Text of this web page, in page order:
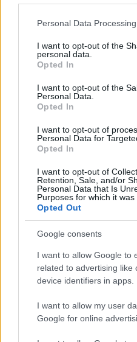
Please note that this website/
not limited to your visit or
grant or deny consent to
use your data for below
consent section.
Personal Data
I want to opt-out of the
personal data.
Opted In
I want to opt-out of the
Personal Data.
Opted In
I want to opt-out of
Personal Data for
Opted In
I want to opt-out of
Retention, Sale, and/or
Personal Data that Is
Purposes for which it was
Opted Out
Google consents
I want to allow Google to
related to advertising like
device identifiers in apps.
I want to allow my user
Google for online
, , ,
Orbán Viktor,segítség
Egy roma vezető
fideszes adatgyűjtőből
(videóval)
2026.04.08.
belsősként láthatta, ám idén
állapot, ahova a Fidesz vezeti
Partizánnak köszönhetjük.
Választások ,
Orbán Viktor,pálfordulás,partizán ,